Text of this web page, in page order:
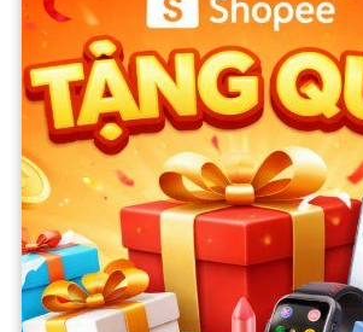
Síp là thành viên của Liên minh châu Âu từ
trong số những nơi định cư tốt nhất thế
của hãng tư vấn bất động sản Knight
Hầu hết các nhà tư vấn thuế quốc tế đều
Síp là quốc gia có cơ chế thuế cá nhân
12,5% thuế DN (nước có mức thuế thấp
thuế thừa kế và doanh thu bán cổ phiếu;
nếu có mặt ở Síp dưới 1 năm…